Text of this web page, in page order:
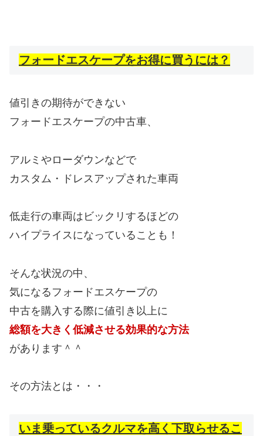
フォードエスケープをお得に買うには？
値引きの期待ができない
フォードエスケープの中古車、
アルミやローダウンなどで
カスタム・ドレスアップされた車両
低走行の車両はビックリするほどの
ハイプライスになっていることも！
そんな状況の中、
気になるフォードエスケープの
中古を購入する際に値引き以上に
総額を大きく低減させる効果的な方法
があります＾＾
その方法とは・・・
いま乗っているクルマを高く下取らせるこ